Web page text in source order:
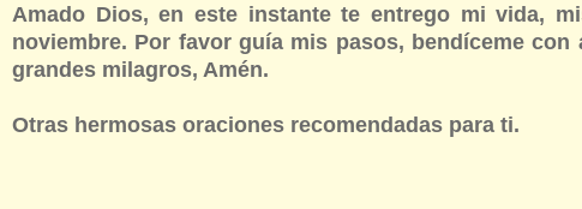
Amado Dios, en este instante te entrego mi vida,
noviembre. Por favor guía mis pasos, bendíceme
grandes milagros, Amén.
Otras hermosas oraciones recomendadas para ti.